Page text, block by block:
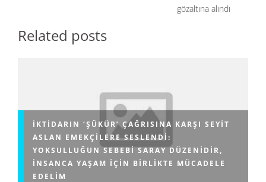
gözaltına alındı
Related posts
İKTIDARIN ‘ŞÜKÜR’ ÇAĞRISINA KARŞI SEYIT
ASLAN EMEKÇILERE SESLENDI:
YOKSULLUĞUN SEBEBI SARAY DÜZENIDIR,
INSANCA YAŞAM IÇIN BIRLIKTE MÜCADELE
EDELIM